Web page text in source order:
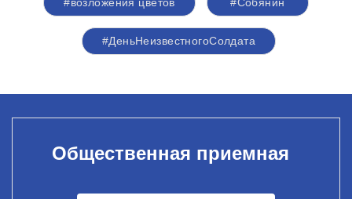
#ДеньНеизвестногоСолдата
Общественная приемная